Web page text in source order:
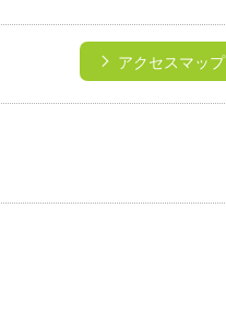
アクセスマップ